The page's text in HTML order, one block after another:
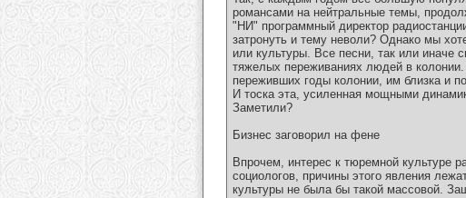
романсами на нейтральные темы,
"НИ" программный директор
затронуть и тему неволи? Однако мы
или культуры. Все песни, так или иначе
тяжелых переживаниях людей в колонии.
переживших годы колонии, им близка и
И тоска эта, усиленная мощными
Заметили?
Бизнес заговорил на фене
Впрочем, интерес к тюремной культуре
социологов, причины этого явления
культуры не была бы такой массовой.